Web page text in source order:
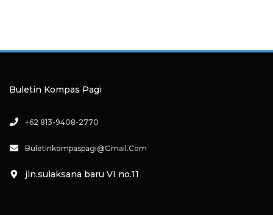
Buletin Kompas Pagi
+62 813-9408-2770
Buletinkompaspagi@gmail.com
jln.sulaksana baru VI no.11